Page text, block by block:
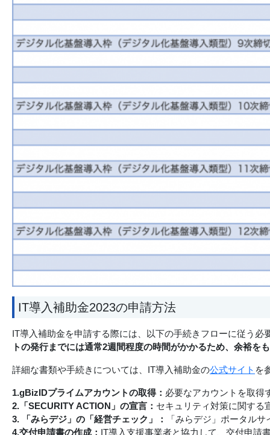
IT導入補助金2023の申請方法
IT導入補助金を申請する際には、以下の手続きフローに従う必
トの発行までには通常2週間程度の時間がかかるため、余裕を
詳細な書類や手続きについては、IT導入補助金の公式サイト を
1.gBizIDプライムアカウントの取得： 必要なアカウントを取得
2.「SECURITY ACTION」の宣言： セキュリティ対策に関する
3. 「みらデジ」の「経営チェック」：
「みらデジ」ポータル
4.交付申請書の作成： IT導入支援事業者と協力して、交付申請